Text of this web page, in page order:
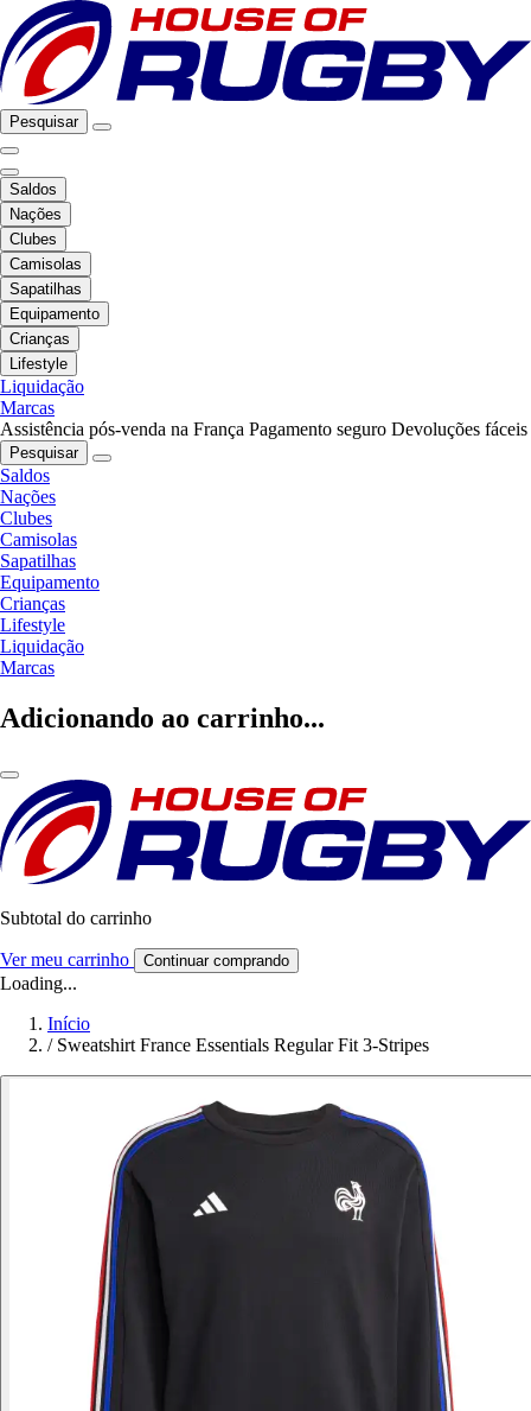
Pesquisar
Saldos
Nações
Clubes
Camisolas
Sapatilhas
Equipamento
Crianças
Lifestyle
Liquidação
Marcas
Assistência pós-venda na França Pagamento seguro Devoluções fáceis
Pesquisar
Saldos
Nações
Clubes
Camisolas
Sapatilhas
Equipamento
Crianças
Lifestyle
Liquidação
Marcas
Adicionando ao carrinho...
Subtotal do carrinho
Ver meu carrinho Continuar comprando
Loading...
Início
/ Sweatshirt France Essentials Regular Fit 3-Stripes